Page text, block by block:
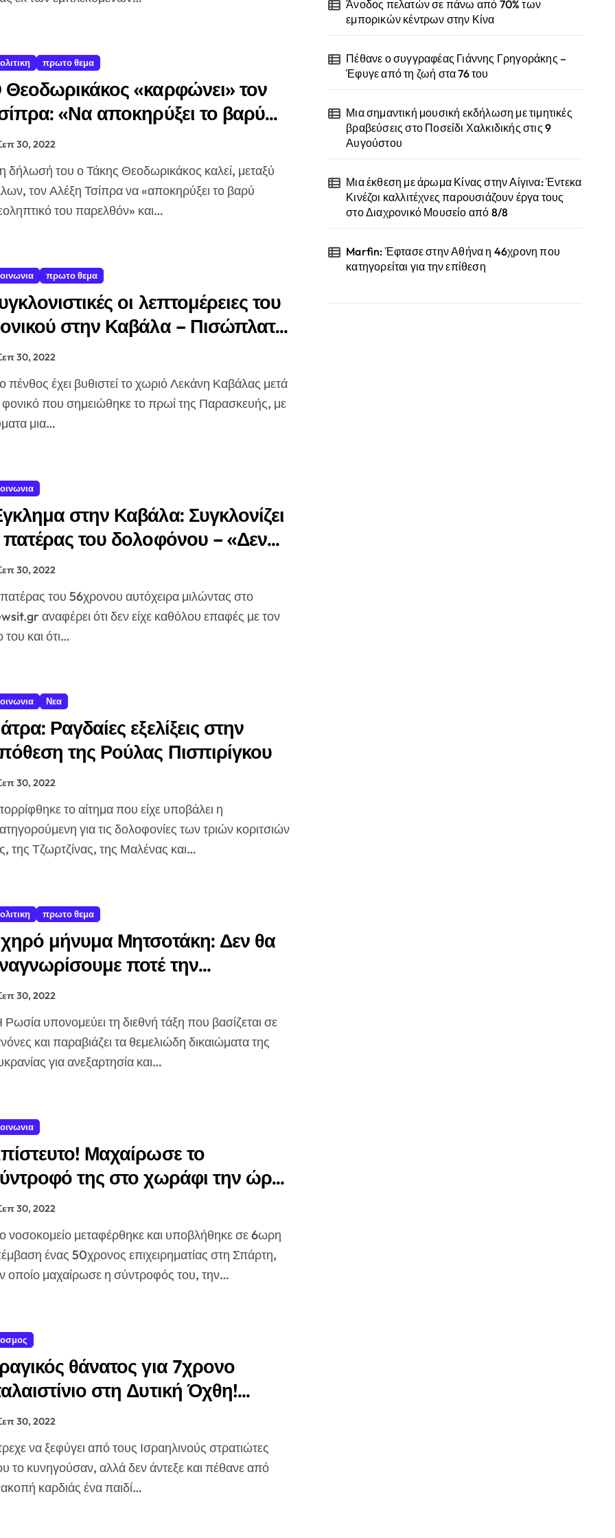
πρωτο θεμα
«καρφώνει» τον
«Να αποκηρύξει το βαρύ
του παρελθόν»
30, 2022
τον Αλέξη Τσίπρα να «αποκηρύξει το βαρύ
του παρελθόν» και…
πρωτο θεμα
οι λεπτομέρειες του
στην Καβάλα – Πισώπλατα
μητέρα και παιδί ο
30, 2022
φονικό που σημειώθηκε το πρωί της Παρασκευής, με
μια…
στην Καβάλα: Συγκλονίζει
του δολοφόνου – «Δεν
πάω στην κηδεία του γιου μου»
30, 2022
αναφέρει ότι δεν είχε καθόλου επαφές με τον
του και ότι…
Νεα
Ραγδαίες εξελίξεις στην
της Ρούλας Πισπιρίγκου
30, 2022
για τις δολοφονίες των τριών κοριτσιών
της Τζωρτζίνας, της Μαλένας και…
πρωτο θεμα
μήνυμα Μητσοτάκη: Δεν θα
ποτέ την
προσάρτηση των
της Ουκρανίας
30, 2022
σε
και παραβιάζει τα θεμελιώδη δικαιώματα της
για ανεξαρτησία και…
Μαχαίρωσε το
της στο χωράφι την ώρα
ερωτικής πράξης!
30, 2022
ένας 50χρονος επιχειρηματίας στη Σπάρτη,
οποίο μαχαίρωσε η σύντροφός του, την…
θάνατος για 7χρονο
στη Δυτική Όχθη!
από ανακοπή ενώ έτρεχε να
από ισραηλινούς! (ΒΙΝΤΕΟ)
30, 2022
το κυνηγούσαν, αλλά δεν άντεξε και πέθανε από
καρδιάς ένα παιδί…
Άνοδος πελατών σε πάνω από 70% των
εμπορικών κέντρων στην Κίνα
Πέθανε ο συγγραφέας Γιάννης Γρηγοράκης –
Έφυγε από τη ζωή στα 76 του
Μια σημαντική μουσική εκδήλωση με τιμητικές
βραβεύσεις στο Ποσείδι Χαλκιδικής στις 9
Αυγούστου
Μια έκθεση με άρωμα Κίνας στην Αίγινα: Έντεκα
Κινέζοι καλλιτέχνες παρουσιάζουν έργα τους
στο Διαχρονικό Μουσείο από 8/8
Marfin: Έφτασε στην Αθήνα η 46χρονη που
κατηγορείται για την επίθεση